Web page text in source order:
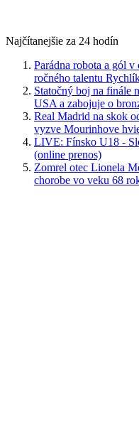
Najčítanejšie za 24 hodín
Parádna robota a gól
ročného talentu
Statočný boj na finále
USA a zabojuje o
Real Madrid na skok
vyzve Mourinhove
LIVE: Fínsko U18 -
(online prenos)
Zomrel otec Lionela
chorobe vo veku 68